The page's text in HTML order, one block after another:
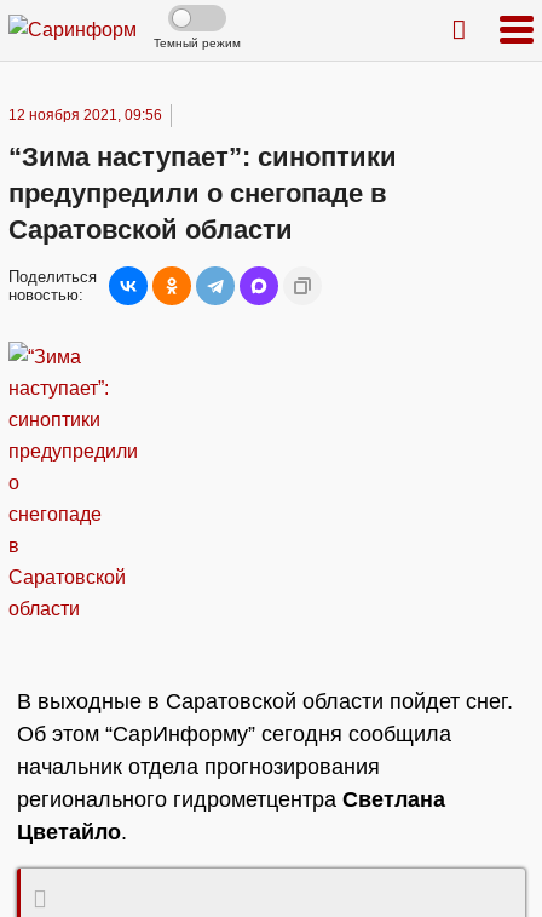
Темный режим
12 ноября 2021, 09:56
“Зима наступает”: синоптики
предупредили о снегопаде в
Саратовской области
Поделиться
новостью:
В выходные в Саратовской области пойдет снег.
Об этом “СарИнформу” сегодня сообщила
начальник отдела прогнозирования
регионального гидрометцентра Светлана
Цветайло.